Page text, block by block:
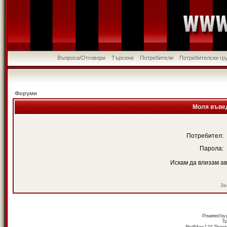
Въпроси/Отговори Търсене Потребители Потребителски
Форуми
Моля
Потребител:
Парола:
Искам да влизам
Powered by